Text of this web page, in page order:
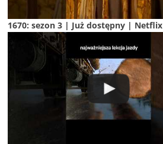
1670: sezon 3 | Już dostępny | Netflix